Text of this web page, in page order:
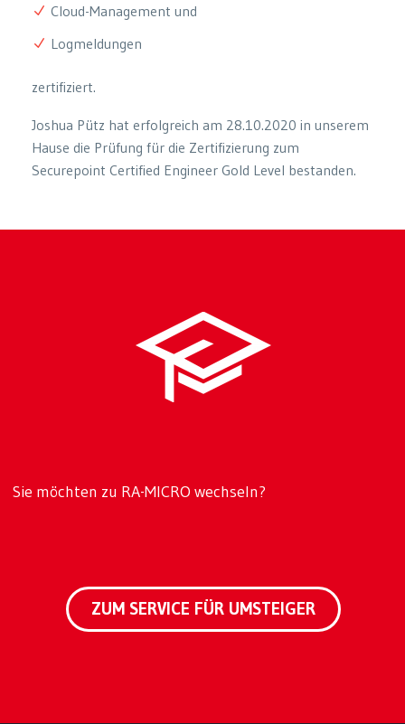
Cloud-Management und
Logmeldungen
zertifiziert.
Joshua Pütz hat erfolgreich am 28.10.2020 in unserem
Hause die Prüfung für die Zertifizierung zum
Securepoint Certified Engineer Gold Level bestanden.
Sie möchten zu RA-MICRO wechseln?
ZUM SERVICE FÜR UMSTEIGER